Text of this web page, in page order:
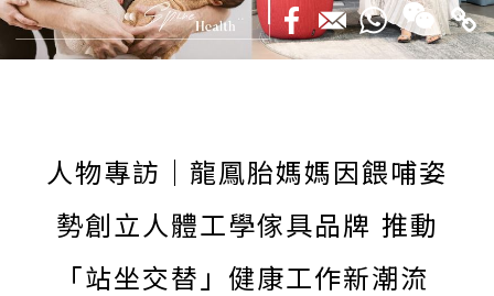
人物專訪｜龍鳳胎媽媽因餵哺姿
勢創立人體工學傢具品牌 推動
「站坐交替」健康工作新潮流